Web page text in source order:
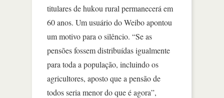
titulares de hukou rural permanecerá em
60 anos. Um usuário do Weibo apontou
um motivo para o silêncio. “Se as
pensões fossem distribuídas igualmente
para toda a população, incluindo os
agricultores, aposto que a pensão de
todos seria menor do que é agora”,